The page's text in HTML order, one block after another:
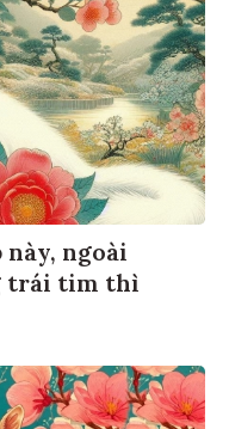
ngoài
trái tim thì